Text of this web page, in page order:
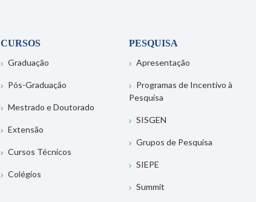
CURSOS
Graduação
Pós-Graduação
Mestrado e Doutorado
Extensão
Cursos Técnicos
Colégios
PESQUISA
Apresentação
Programas de Incentivo à
Pesquisa
SISGEN
Grupos de Pesquisa
SIEPE
Summit